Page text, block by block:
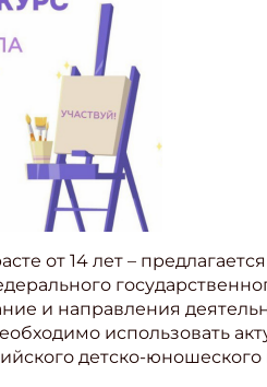
от 14 лет –
и направления
использовать
детско-юношеского